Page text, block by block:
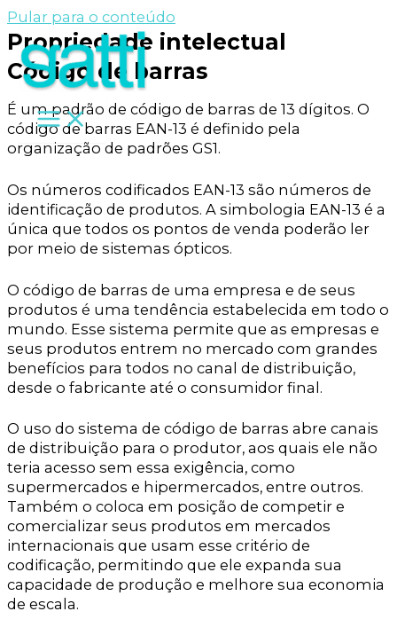
Pular para o conteúdo
Propriedade intelectual
Código de barras
É um padrão de código de barras de 13 dígitos. O
código de barras EAN-13 é definido pela
organização de padrões GS1.
Os números codificados EAN-13 são números de
identificação de produtos. A simbologia EAN-13 é a
única que todos os pontos de venda poderão ler
por meio de sistemas ópticos.
O código de barras de uma empresa e de seus
produtos é uma tendência estabelecida em todo o
mundo. Esse sistema permite que as empresas e
seus produtos entrem no mercado com grandes
benefícios para todos no canal de distribuição,
desde o fabricante até o consumidor final.
O uso do sistema de código de barras abre canais
de distribuição para o produtor, aos quais ele não
teria acesso sem essa exigência, como
supermercados e hipermercados, entre outros.
Também o coloca em posição de competir e
comercializar seus produtos em mercados
internacionais que usam esse critério de
codificação, permitindo que ele expanda sua
capacidade de produção e melhore sua economia
de escala.